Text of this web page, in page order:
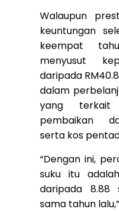
Walaupun
keuntungan
keempat
menyusut
daripada
dalam
yang
pembaikan
serta kos
“Dengan ini,
suku itu
daripada 8.88
sama tahun